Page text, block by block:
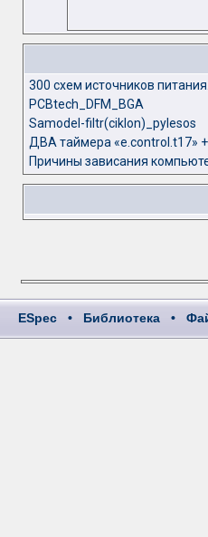
300 схем источников
PCBtech_DFM_BGA
Samodel-filtr(ciklon)_pylesos
ДВА таймера «e.control.t17»
Причины зависания
ESpec • Библиотека •